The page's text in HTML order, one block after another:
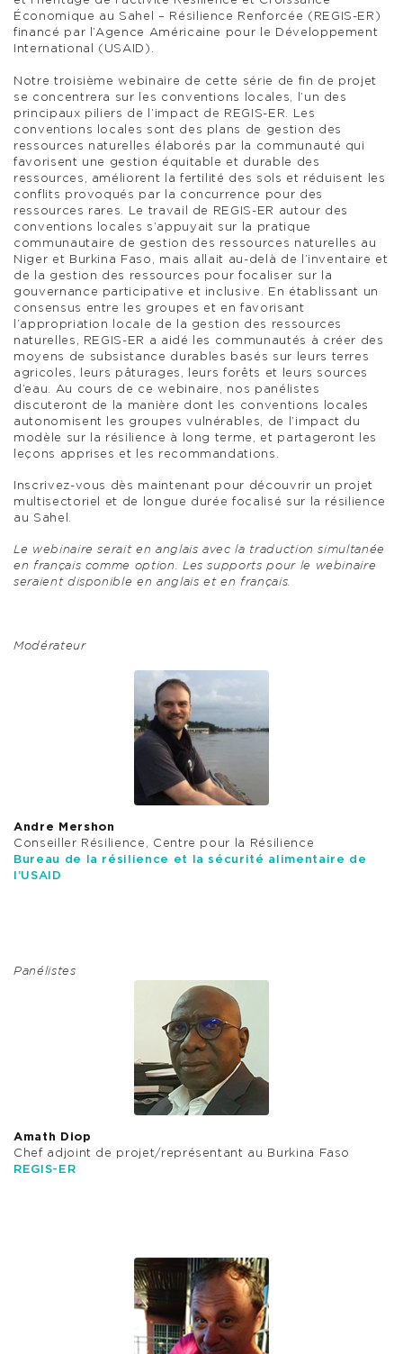
Économique au Sahel – Résilience Renforcée (REGIS-ER)
financé par l’Agence Américaine pour le Développement
International (USAID).
Notre troisième webinaire de cette série de fin de projet
se concentrera sur les conventions locales, l’un des
principaux piliers de l’impact de REGIS-ER. Les
conventions locales sont des plans de gestion des
ressources naturelles élaborés par la communauté qui
favorisent une gestion équitable et durable des
ressources, améliorent la fertilité des sols et réduisent les
conflits provoqués par la concurrence pour des
ressources rares. Le travail de REGIS-ER autour des
conventions locales s’appuyait sur la pratique
communautaire de gestion des ressources naturelles au
Niger et Burkina Faso, mais allait au-delà de l’inventaire et
de la gestion des ressources pour focaliser sur la
gouvernance participative et inclusive. En établissant un
consensus entre les groupes et en favorisant
l’appropriation locale de la gestion des ressources
naturelles, REGIS-ER a aidé les communautés à créer des
moyens de subsistance durables basés sur leurs terres
agricoles, leurs pâturages, leurs forêts et leurs sources
d’eau. Au cours de ce webinaire, nos panélistes
discuteront de la manière dont les conventions locales
autonomisent les groupes vulnérables, de l’impact du
modèle sur la résilience à long terme, et partageront les
leçons apprises et les recommandations.
Inscrivez-vous dès maintenant pour découvrir un projet
multisectoriel et de longue durée focalisé sur la résilience
au Sahel.
Le webinaire serait en anglais avec la traduction simultanée
en français comme option. Les supports pour le webinaire
seraient disponible en anglais et en français.
Modérateur
Andre Mershon
Conseiller Résilience, Centre pour la Résilience
Bureau de la résilience et la sécurité alimentaire de
l’USAID
Panélistes
Amath Diop
Chef adjoint de projet/représentant au Burkina Faso
REGIS-ER